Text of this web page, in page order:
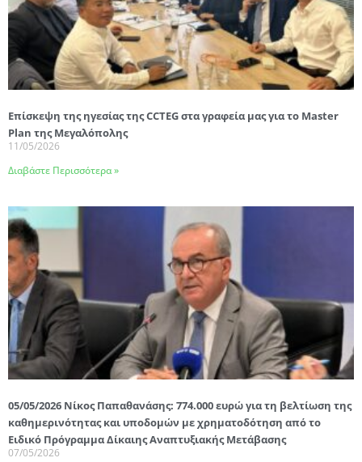
Επίσκεψη της ηγεσίας της CCTEG στα γραφεία μας για το Master
Plan της Μεγαλόπολης
11/05/2026
Διαβάστε Περισσότερα »
05/05/2026 Νίκος Παπαθανάσης: 774.000 ευρώ για τη βελτίωση της
καθημερινότητας και υποδομών με χρηματοδότηση από το
Ειδικό Πρόγραμμα Δίκαιης Αναπτυξιακής Μετάβασης
07/05/2026